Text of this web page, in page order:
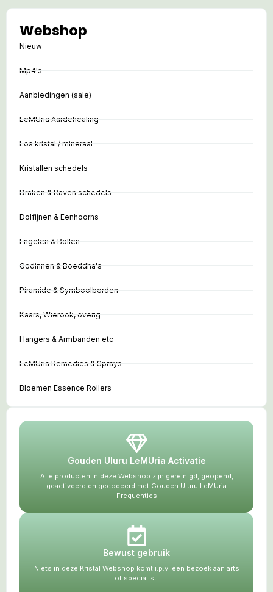
Webshop
Nieuw
Mp4's
Aanbiedingen (sale)
LeMUria Aardehealing
Los kristal / mineraal
Kristallen schedels
Draken & Raven schedels
Dolfijnen & Eenhoorns
Engelen & Bollen
Godinnen & Boeddha's
Piramide & Symboolborden
Kaars, Wierook, overig
Hangers & Armbanden etc
LeMUria Remedies & Sprays
Bloemen Essence Rollers
Gouden Uluru LeMUria Activatie
Alle producten in deze Webshop zijn gereinigd, geopend,
geactiveerd en gecodeerd met Gouden Uluru LeMUria
Frequenties
Bewust gebruik
Niets in deze Kristal Webshop komt i.p.v. een bezoek aan arts
of specialist.